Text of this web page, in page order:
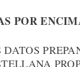
POR